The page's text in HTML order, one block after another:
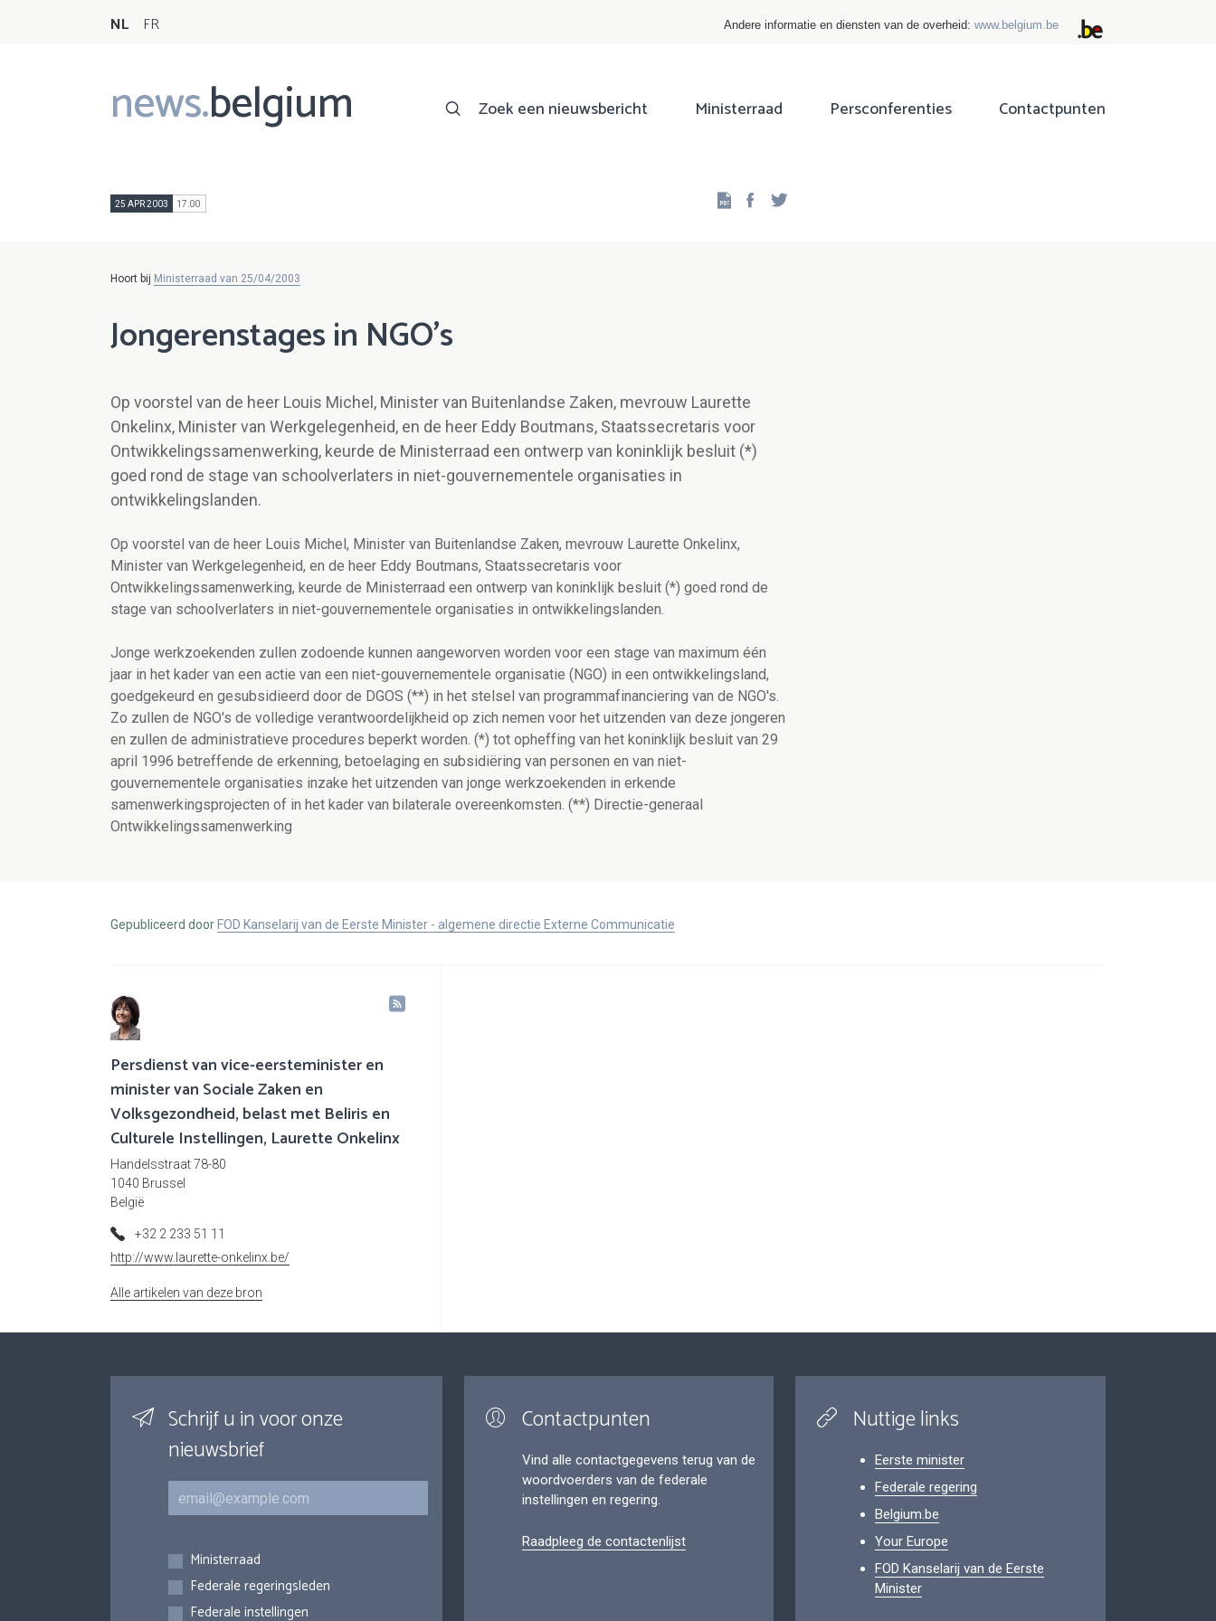
NL FR Andere informatie en diensten van de overheid: www.belgium.be
news.belgium
Main
navigation
Zoek een nieuwsbericht Ministerraad Persconferenties Contactpunten
25 APR 2003 17:00 Facebook
Hoort bij Ministerraad van 25/04/2003
Jongerenstages in NGO's
Op voorstel van de heer Louis Michel, Minister van Buitenlandse Zaken, mevrouw Laurette
Onkelinx, Minister van Werkgelegenheid, en de heer Eddy Boutmans, Staatssecretaris voor
Ontwikkelingssamenwerking, keurde de Ministerraad een ontwerp van koninklijk besluit (*)
goed rond de stage van schoolverlaters in niet-gouvernementele organisaties in
ontwikkelingslanden.
Op voorstel van de heer Louis Michel, Minister van Buitenlandse Zaken, mevrouw Laurette Onkelinx,
Minister van Werkgelegenheid, en de heer Eddy Boutmans, Staatssecretaris voor
Ontwikkelingssamenwerking, keurde de Ministerraad een ontwerp van koninklijk besluit (*) goed rond de
stage van schoolverlaters in niet-gouvernementele organisaties in ontwikkelingslanden.
Jonge werkzoekenden zullen zodoende kunnen aangeworven worden voor een stage van maximum één
jaar in het kader van een actie van een niet-gouvernementele organisatie (NGO) in een ontwikkelingsland,
goedgekeurd en gesubsidieerd door de DGOS (**) in het stelsel van programmafinanciering van de NGO's.
Zo zullen de NGO's de volledige verantwoordelijkheid op zich nemen voor het uitzenden van deze jongeren
en zullen de administratieve procedures beperkt worden. (*) tot opheffing van het koninklijk besluit van 29
april 1996 betreffende de erkenning, betoelaging en subsidiëring van personen en van niet-
gouvernementele organisaties inzake het uitzenden van jonge werkzoekenden in erkende
samenwerkingsprojecten of in het kader van bilaterale overeenkomsten. (**) Directie-generaal
Ontwikkelingssamenwerking
Gepubliceerd door FOD Kanselarij van de Eerste Minister - algemene directie Externe Communicatie
Persdienst van vice-eersteminister en
minister van Sociale Zaken en
Volksgezondheid, belast met Beliris en
Culturele Instellingen, Laurette Onkelinx
Handelsstraat 78-80
1040 Brussel
België
+32 2 233 51 11
http://www.laurette-onkelinx.be/
Alle artikelen van deze bron
Schrijf u in voor onze
nieuwsbrief
E-mail
Inschrijvingen
Ministerraad
Federale regeringsleden
Federale instellingen
Contactpunten
Vind alle contactgegevens terug van de
woordvoerders van de federale
instellingen en regering.
Raadpleeg de contactenlijst
Nuttige links
Eerste minister
Federale regering
Belgium.be
Your Europe
FOD Kanselarij van de Eerste
Minister